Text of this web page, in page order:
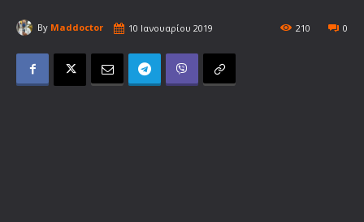
By Maddoctor 10 Ιανουαρίου 2019 0
210